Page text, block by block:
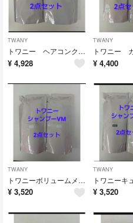
TWANY
トワニー ヘアコンクレフィル 230g 2点セット
¥ 4,928
TWANY
¥ 4,400
TWANY
トワニーボリュームメイクシャンプーレフィル2点セット
¥ 3,520
TWANY
¥ 3,520